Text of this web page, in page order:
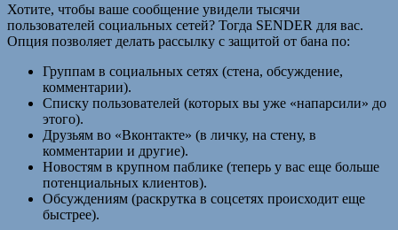
Хотите, чтобы ваше сообщение увидели тысячи
пользователей социальных сетей? Тогда SENDER для вас.
Опция позволяет делать рассылку с защитой от бана по:
Группам в социальных сетях (стена, обсуждение,
комментарии).
Списку пользователей (которых вы уже «напарсили» до
этого).
Друзьям во «Вконтакте» (в личку, на стену, в
комментарии и другие).
Новостям в крупном паблике (теперь у вас еще больше
потенциальных клиентов).
Обсуждениям (раскрутка в соцсетях происходит еще
быстрее).